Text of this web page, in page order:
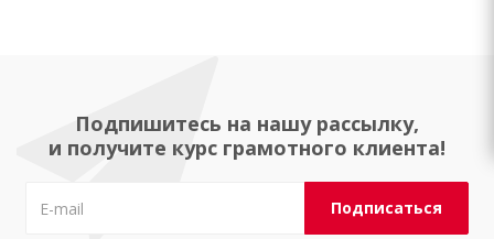
Подпишитесь на нашу рассылку,
и получите курс грамотного клиента!